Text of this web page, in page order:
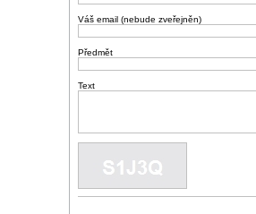
Váš email (nebude zveřejněn)
Předmět
Text